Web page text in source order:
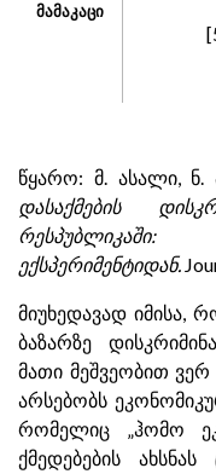
მამაკაცი
წყარო: მ. ასალი, ნ.
დასაქმების
რესპუბლიკაში:
ექსპერიმენტიდან.
მიუხედავად იმისა,
ბაზარზე
მათი მეშვეობით ვერ
არსებობს
რომელიც „ჰომო
ქმედებების